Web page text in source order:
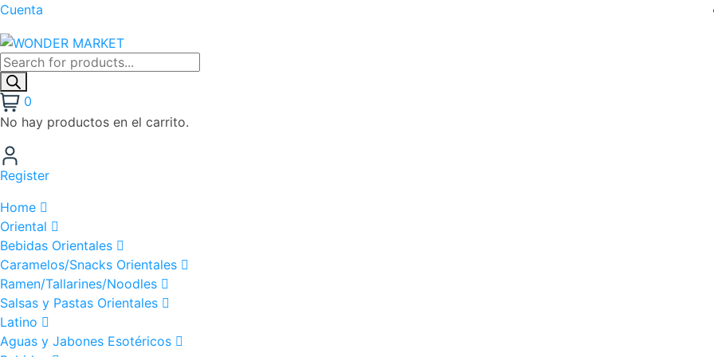
Cuenta
0
No hay productos en el carrito.
Register
Home
Oriental
Bebidas Orientales
Caramelos/Snacks Orientales
Ramen/Tallarines/Noodles
Salsas y Pastas Orientales
Latino
Aguas y Jabones Esotéricos